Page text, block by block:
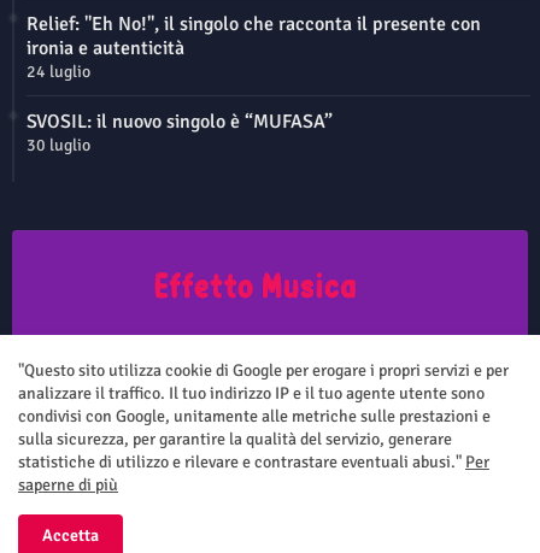
Relief: "Eh No!", il singolo che racconta il presente con
ironia e autenticità
24 luglio
SVOSIL: il nuovo singolo è “MUFASA”
30 luglio
aggiornato senza nessuna periodicità. Non può pertanto considerarsi
un prodotto editoriale ai sensi della legge n.62 del 7.03.2001
Home
"Questo sito utilizza cookie di Google per erogare i propri servizi e per
analizzare il traffico. Il tuo indirizzo IP e il tuo agente utente sono
condivisi con Google, unitamente alle metriche sulle prestazioni e
sulla sicurezza, per garantire la qualità del servizio, generare
statistiche di utilizzo e rilevare e contrastare eventuali abusi." Per
saperne di più
Accetta